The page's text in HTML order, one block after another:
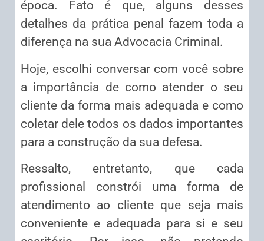
época. Fato é que, alguns desses
detalhes da prática penal fazem toda a
diferença na sua Advocacia Criminal.
Hoje, escolhi conversar com você sobre
a importância de como atender o seu
cliente da forma mais adequada e como
coletar dele todos os dados importantes
para a construção da sua defesa.
Ressalto, entretanto, que cada
profissional constrói uma forma de
atendimento ao cliente que seja mais
conveniente e adequada para si e seu